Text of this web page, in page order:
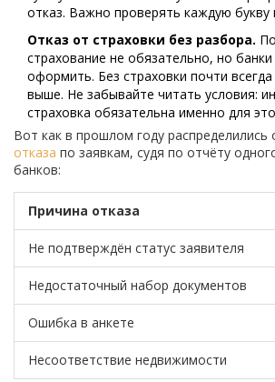
отказ. Важно проверять каждую букву
Отказ от страховки без разбора.
страхование не обязательно, но банки
оформить. Без страховки почти всегда
выше. Не забывайте читать условия:
страховка обязательна именно для
Вот как в прошлом году распределились
отказа по заявкам, судя по отчёту
банков:
Причина отказа
Не подтверждён статус заявителя
Недостаточный набор документов
Ошибка в анкете
Несоответствие недвижимости